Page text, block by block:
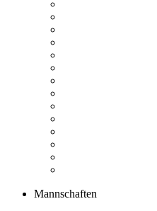
Mannschaften